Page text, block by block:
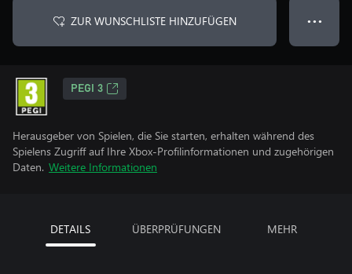
ZUR WUNSCHLISTE HINZUFÜGEN ● ● ●
PEGI 3
Herausgeber von Spielen, die Sie starten, erhalten während des
Spielens Zugriff auf Ihre Xbox-Profilinformationen und zugehörigen
Daten. Weitere Informationen
DETAILS ÜBERPRÜFUNGEN MEHR